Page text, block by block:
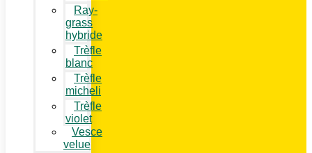
Ray-
grass
hybride
Trèfle
blanc
Trèfle
micheli
Trèfle
violet
Vesce
velue